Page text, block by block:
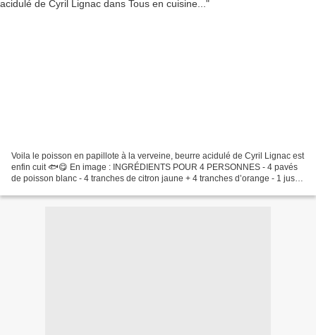
Voila le poisson en papillote à la verveine, beurre acidulé de Cyril Lignac est
enfin cuit 🐟😋 En image : INGRÉDIENTS POUR 4 PERSONNES - 4 pavés
de poisson blanc - 4 tranches de citron jaune + 4 tranches d’orange - 1 jus